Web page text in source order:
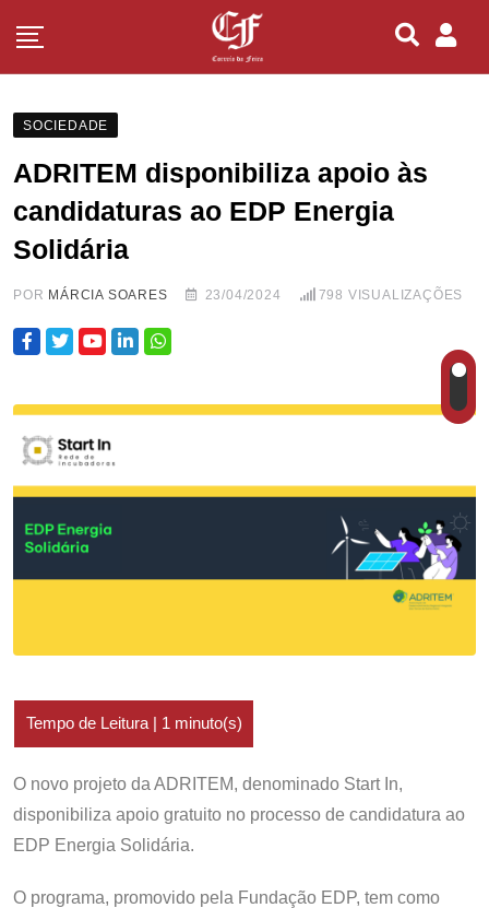
SOCIEDADE
ADRITEM disponibiliza apoio às
candidaturas ao EDP Energia
Solidária
POR MÁRCIA SOARES 23/04/2024 798 VISUALIZAÇÕES
O novo projeto da ADRITEM, denominado Start In,
disponibiliza apoio gratuito no processo de candidatura ao
EDP Energia Solidária.
O programa, promovido pela Fundação EDP, tem como